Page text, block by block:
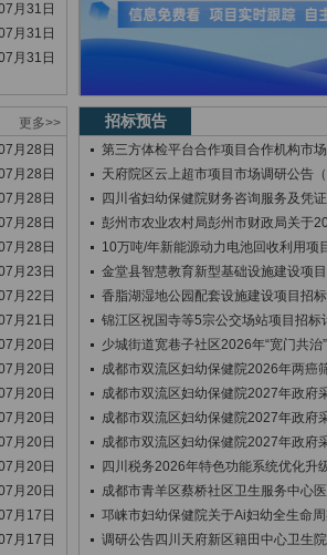
月31日
月31日
月31日
更多>>
月28日
月28日
月28日
月28日
月28日
月23日
月22日
月21日
月20日
月20日
月20日
月20日
月20日
月20日
月20日
月17日
月17日
招标预告
第三方体检平台合作项目合作机构市
天府院区云上超市项目市场调研公告（
四川省妇幼保健院财务咨询服务及凭
彭州市农业农村局彭州市财政局关于
10万吨/年新能源动力电池回收利用项
金堂县智慧教育新型基础设施建设项
香脂湖湿地公园配套设施建设项目招
锦江区祝国寺等5宗公交场站项目招标
少城街道宽巷子社区2026年“宽门共治
成都市双流区妇幼保健院2026年两癌
成都市双流区妇幼保健院2027年政府
成都市双流区妇幼保健院2027年政府
成都市双流区妇幼保健院2027年政府
四川税务2026年特色功能系统优化升
成都市青羊区蔡桥社区卫生服务中心
邛崃市妇幼保健院关于Ai妇幼全生命
调研公告四川天府新区籍田中心卫生